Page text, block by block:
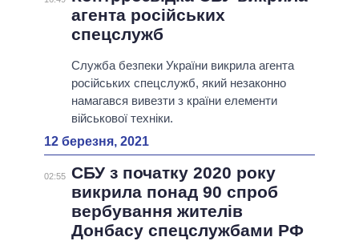
агента російських
спецслужб
Служба безпеки України викрила агента
російських спецслужб, який незаконно
намагався вивезти з країни елементи
військової техніки.
12 березня, 2021
02:55 СБУ з початку 2020 року
викрила понад 90 спроб
вербування жителів
Донбасу спецслужбами РФ